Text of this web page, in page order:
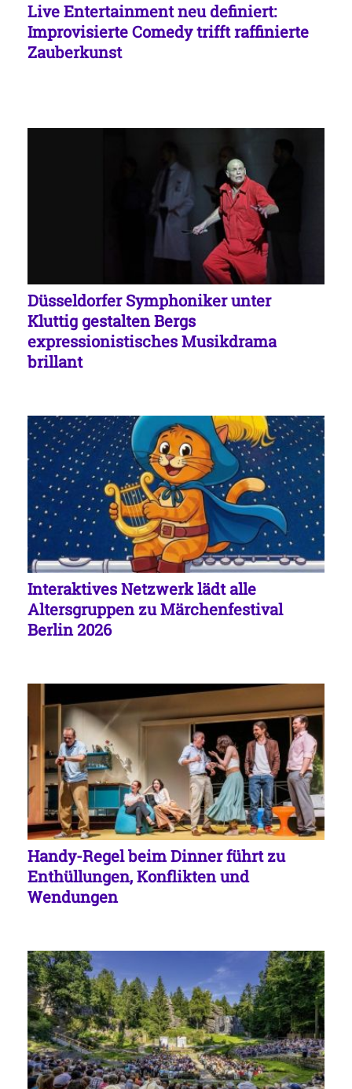
Live Entertainment neu definiert:
Improvisierte Comedy trifft raffinierte
Zauberkunst
Düsseldorfer Symphoniker unter
Kluttig gestalten Bergs
expressionistisches Musikdrama
brillant
Interaktives Netzwerk lädt alle
Altersgruppen zu Märchenfestival
Berlin 2026
Handy-Regel beim Dinner führt zu
Enthüllungen, Konflikten und
Wendungen